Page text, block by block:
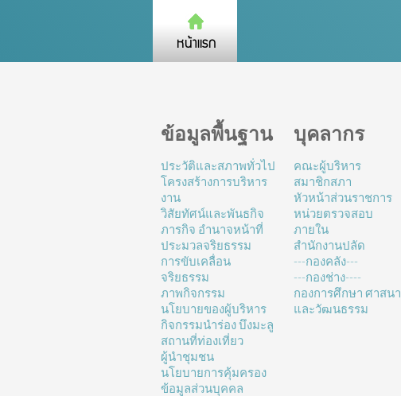
ข้อมูลพื้นฐาน
ประวัติและสภาพทั่วไป
โครงสร้างการบริหาร
งาน
วิสัยทัศน์และพันธกิจ
ภารกิจ อำนาจหน้าที่
ประมวลจริยธรรม
การขับเคลื่อน
จริยธรรม
ภาพกิจกรรม
นโยบายของผู้บริหาร
กิจกรรมนำร่อง บึงมะลู
สถานที่ท่องเที่ยว
ผู้นำชุมชน
นโยบายการคุ้มครอง
ข้อมูลส่วนบุคคล
บุคลากร
คณะผู้บริหาร
สมาชิกสภา
หัวหน้าส่วนราชการ
หน่วยตรวจสอบ
ภายใน
สำนักงานปลัด
---กองคลัง---
---กองช่าง----
กองการศึกษา ศาสนา
และวัฒนธรรม